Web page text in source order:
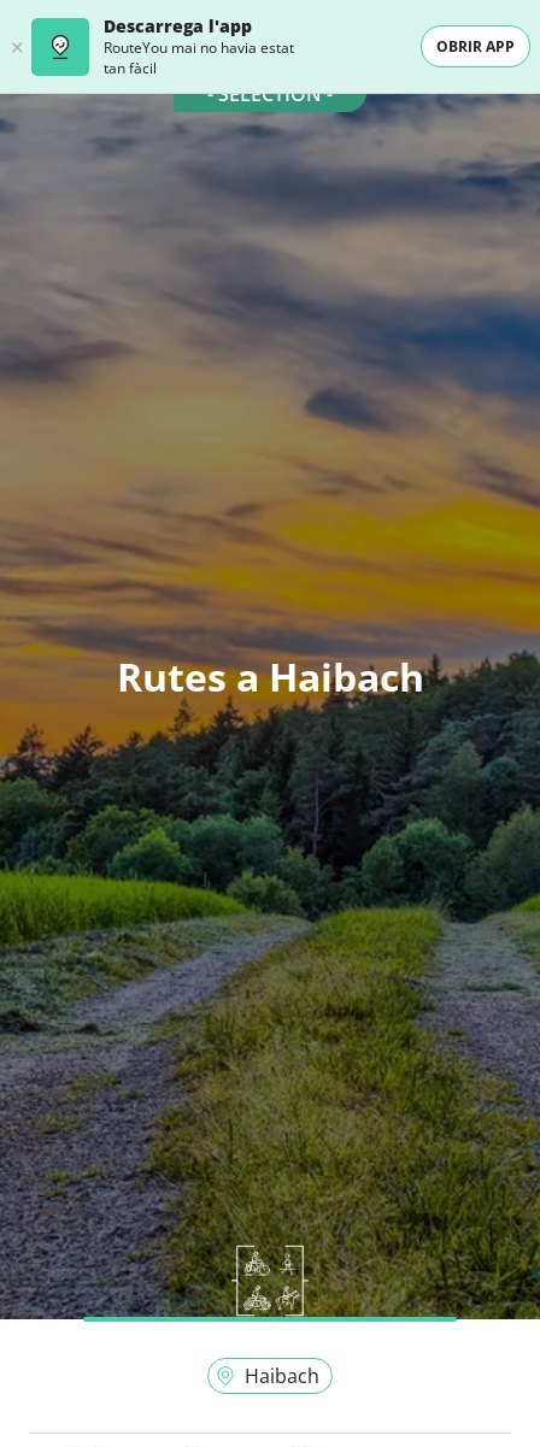
Descarrega l'app
RouteYou mai no havia estat
tan fàcil
OBRIR APP
- SELECTION -
Rutes a Haibach
Haibach